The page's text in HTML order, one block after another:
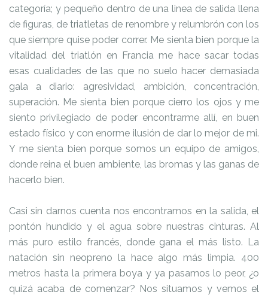
categoría; y pequeño dentro de una linea de salida llena
de figuras, de triatletas de renombre y relumbrón con los
que siempre quise poder correr. Me sienta bien porque la
vitalidad del triatlón en Francia me hace sacar todas
esas cualidades de las que no suelo hacer demasiada
gala a diario: agresividad, ambición, concentración,
superación. Me sienta bien porque cierro los ojos y me
siento privilegiado de poder encontrarme allí, en buen
estado físico y con enorme ilusión de dar lo mejor de mi.
Y me sienta bien porque somos un equipo de amigos,
donde reina el buen ambiente, las bromas y las ganas de
hacerlo bien.
Casi sin darnos cuenta nos encontramos en la salida, el
pontón hundido y el agua sobre nuestras cinturas. Al
más puro estilo francés, donde gana el más listo. La
natación sin neopreno la hace algo más limpia. 400
metros hasta la primera boya y ya pasamos lo peor, ¿o
quizá acaba de comenzar? Nos situamos y vemos el